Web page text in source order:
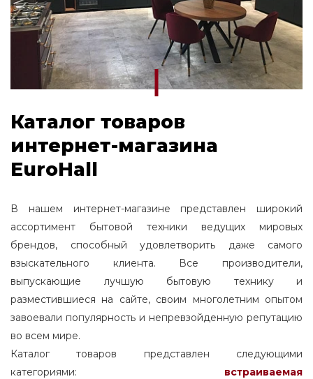
Каталог товаров
интернет-магазина
EuroHall
В нашем интернет-магазине представлен широкий
ассортимент бытовой техники ведущих мировых
брендов, способный удовлетворить даже самого
взыскательного клиента. Все производители,
выпускающие лучшую бытовую технику и
разместившиеся на сайте, своим многолетним опытом
завоевали популярность и непревзойденную репутацию
во всем мире.
Каталог товаров представлен следующими
категориями: встраиваемая